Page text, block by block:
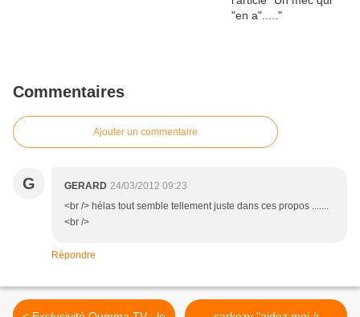
Commentaires
Ajouter un commentaire
G GERARD 24/03/2012 09:23
<br /> hélas tout semble tellement juste dans ces propos .......
<br />
Répondre